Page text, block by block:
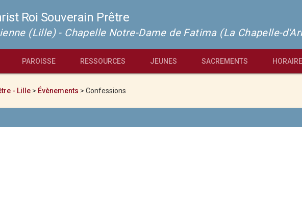
Roi Souverain Prêtre
(Lille) - Chapelle Notre-Dame de Fatima (La Chapelle-
PAROISSE RESSOURCES JEUNES SACREMENTS
- Lille > Évènements > Confessions